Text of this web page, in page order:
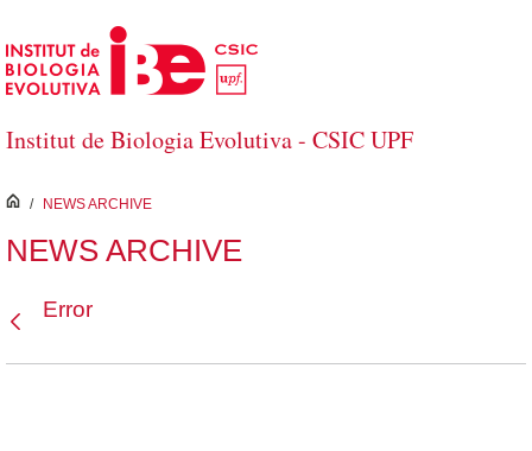
Saltar al contenido principal
Institut de Biologia Evolutiva - CSIC UPF
inici
/ NEWS ARCHIVE
NEWS ARCHIVE
Error